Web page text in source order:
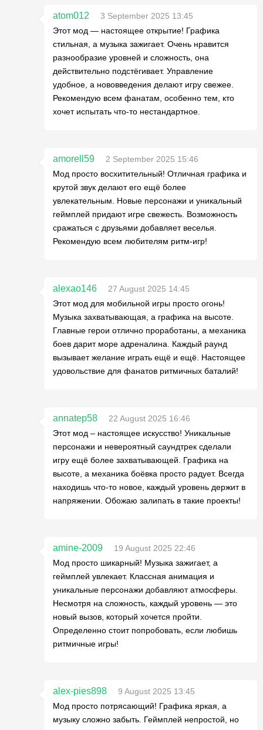
atom012
3 September 2025 13:45
Этот мод — настоящее открытие! Графика
стильная, а музыка зажигает. Очень нравится
разнообразие уровней и сложность, она
действительно подстёгивает. Управление
удобное, а нововведения делают игру свежее.
Рекомендую всем фанатам, особенно тем, кто
хочет испытать что-то нестандартное.
amorell59
2 September 2025 15:46
Мод просто восхитительный! Отличная графика и
крутой звук делают его ещё более
увлекательным. Новые персонажи и уникальный
геймплей придают игре свежесть. Возможность
сражаться с друзьями добавляет веселья.
Рекомендую всем любителям ритм-игр!
alexao146
27 August 2025 14:45
Этот мод для мобильной игры просто огонь!
Музыка захватывающая, а графика на высоте.
Главные герои отлично проработаны, а механика
боев дарит море адреналина. Каждый раунд
вызывает желание играть ещё и ещё. Настоящее
удовольствие для фанатов ритмичных баталий!
annatep58
22 August 2025 16:46
Этот мод – настоящее искусство! Уникальные
персонажи и невероятный саундтрек сделали
игру ещё более захватывающей. Графика на
высоте, а механика боёвка просто радует. Всегда
находишь что-то новое, каждый уровень держит в
напряжении. Обожаю залипать в такие проекты!
amine-2009
19 August 2025 22:46
Мод просто шикарный! Музыка зажигает, а
геймплей увлекает. Классная анимация и
уникальные персонажи добавляют атмосферы.
Несмотря на сложность, каждый уровень — это
новый вызов, который хочется пройти.
Определенно стоит попробовать, если любишь
ритмичные игры!
alex-pies898
9 August 2025 13:45
Мод просто потрясающий! Графика яркая, а
музыку сложно забыть. Геймплей непростой, но